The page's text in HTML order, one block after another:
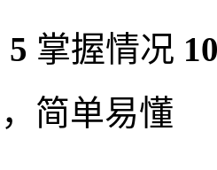
5 掌握情况
简单易懂